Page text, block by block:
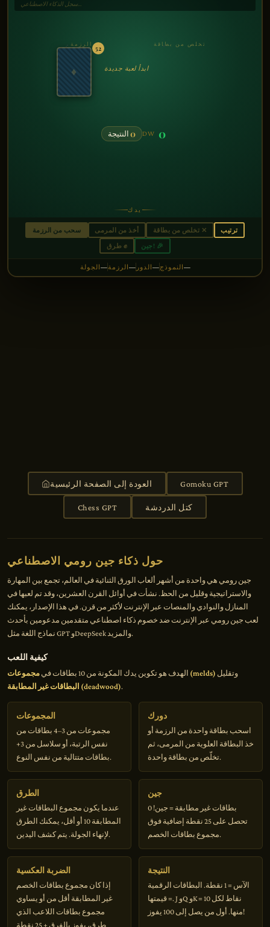
الرزمة
52
ابدأ لعبة جديدة
تخلص من بطاقة
النتيجة 0 DW 0
يدك
سحب من الرزمة أخذ من المرمى تخلص من بطاقة ✕ ترتيب
طرق ✊ جين! 🎉
الجولة— الرزمة— الدور— النموذج—
العودة إلى الصفحة الرئيسية Gomoku GPT
Chess GPT كتل الدردشة
حول ذكاء جين رومي الاصطناعي
جين رومي هي واحدة من أشهر ألعاب الورق الثنائية في العالم، تجمع بين المهارة
والاستراتيجية وقليل من الحظ. نشأت في أوائل القرن العشرين، وقد تم لعبها في
المنازل والنوادي والمنصات عبر الإنترنت لأكثر من قرن. في هذا الإصدار، يمكنك
لعب جين رومي عبر الإنترنت ضد خصوم ذكاء اصطناعي متقدمين مدعومين بأحدث
نماذج اللغة مثل GPT وDeepSeek والمزيد.
كيفية اللعب
الهدف هو تكوين يدك المكونة من 10 بطاقات في مجموعات (melds) وتقليل
البطاقات غير المطابقة (deadwood).
المجموعات
مجموعات من 3–4 بطاقات من
نفس الرتبة، أو سلاسل من 3+
بطاقات متتالية من نفس النوع.
دورك
اسحب بطاقة واحدة من الرزمة أو
خذ البطاقة العلوية من المرمى، ثم
تخلّص من بطاقة واحدة.
الطرق
عندما يكون مجموع البطاقات غير
المطابقة 10 أو أقل، يمكنك الطرق
لإنهاء الجولة. يتم كشف اليدين.
جين
0 بطاقات غير مطابقة = جين!
تحصل على 25 نقطة إضافية فوق
مجموع بطاقات الخصم.
الضربة العكسية
إذا كان مجموع بطاقات الخصم
غير المطابقة أقل من أو يساوي
مجموع بطاقات اللاعب الذي
طرق، يفوز بالفرق + 25 نقطة
النتيجة
الآس = 1 نقطة. البطاقات الرقمية
= قيمتها. J وQ وK = 10 نقاط لكل
منها. أول من يصل إلى 100 يفوز!